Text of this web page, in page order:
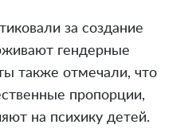
за создание
гендерные
также отмечали, что
пропорции,
на психику детей.